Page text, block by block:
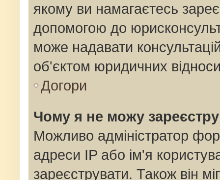
якому ви намагаєтесь
допомогою до
може надавати
об'єктом юридичних
Догори
Чому я не можу
Можливо адміністратор
адреси IP або ім'я
зареєструвати. Також він